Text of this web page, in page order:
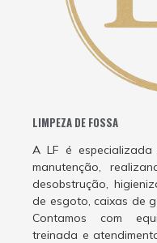
LIMPEZA DE FOSSA
A LF é
manutenção,
desobstrução,
de esgoto, caixas de
Contamos com
treinada e